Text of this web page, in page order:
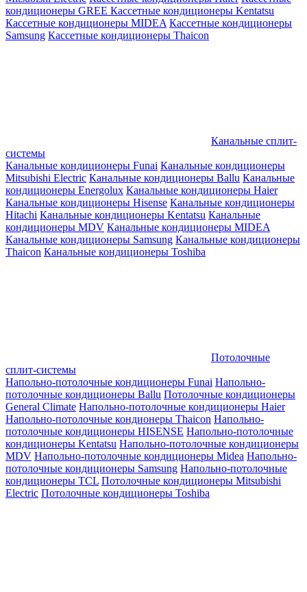
кондиционеры GREE Кассетные кондиционеры Kentatsu
Кассетные кондиционеры MIDEA Кассетные кондиционеры
Samsung Кассетные кондиционеры Thaicon
Канальные сплит-
системы
Канальные кондиционеры Funai Канальные кондиционеры
Mitsubishi Electric Канальные кондиционеры Ballu Канальные
кондиционеры Energolux Канальные кондиционеры Haier
Канальные кондиционеры Hisense Канальные кондиционеры
Hitachi Канальные кондиционеры Kentatsu Канальные
кондиционеры MDV Канальные кондиционеры MIDEA
Канальные кондиционеры Samsung Канальные кондиционеры
Thaicon Канальные кондиционеры Toshiba
Потолочные
сплит-системы
Напольно-потолочные кондиционеры Funai Напольно-
потолочные кондиционеры Ballu Потолочные кондиционеры
General Climate Напольно-потолочные кондиционеры Haier
Напольно-потолочные кондионеры Thaicon Напольно-
потолочные кондиционеры HISENSE Напольно-потолочные
кондиционеры Kentatsu Напольно-потолочные кондиционеры
MDV Напольно-потолочные кондиционеры Midea Напольно-
потолочные кондиционеры Samsung Напольно-потолочные
кондиционеры TCL Потолочные кондиционеры Mitsubishi
Electric Потолочные кондиционеры Toshiba